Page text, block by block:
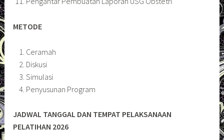
METODE
Ceramah
Diskusi
Simulasi
Penyusunan Program
JADWAL TANGGAL DAN TEMPAT PELAKSANAAN
PELATIHAN 2026